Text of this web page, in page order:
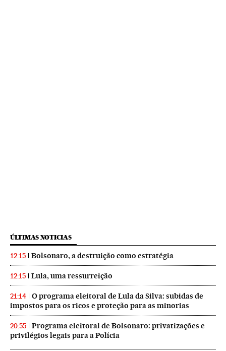
ÚLTIMAS NOTICIAS
12:15 Bolsonaro, a destruição como estratégia
12:15 Lula, uma ressurreição
21:14
O programa eleitoral de Lula da Silva: subidas de
impostos para os ricos e proteção para as minorias
20:55
Programa eleitoral de Bolsonaro: privatizações e
privilégios legais para a Polícia